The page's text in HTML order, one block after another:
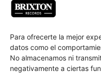
Para ofrecerte la mejor
datos como el
No almacenamos ni
negativamente a ciertas